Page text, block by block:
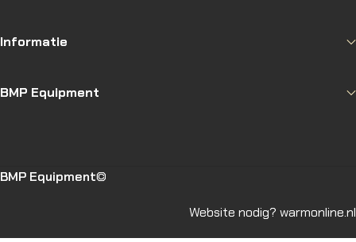
Informatie
BMP Equipment
BMP Equipment©
Website nodig? warmonline.nl